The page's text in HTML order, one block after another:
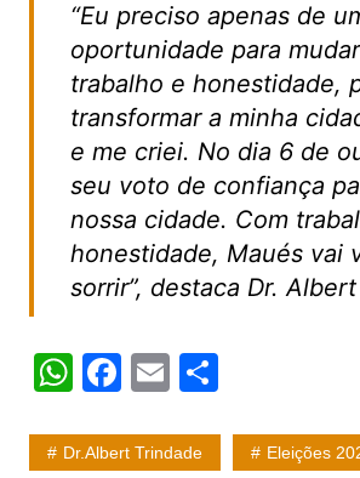
“Eu preciso apenas de
oportunidade para
trabalho e honestidade,
transformar a minha
e me criei. No dia 6 de
seu voto de confiança
nossa cidade. Com
honestidade, Maués vai
sorrir”, destaca Dr.
W
at
F
c
E
ai
S
ar
Dr.albert Trindade Eleições